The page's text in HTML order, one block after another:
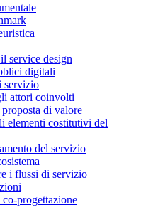
service design
digitali
servizio
attori coinvolti
di valore
elementi costitutivi del
del servizio
i flussi di servizio
progettazione